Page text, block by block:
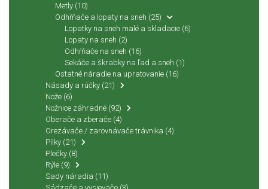
Metly (10)
Odhŕňače a lopaty na sneh (25)
Lopatky na sneh malé a skladacie (6)
Lopaty na sneh (2)
Odhŕňače na sneh (16)
Sekáče a škrabky na ľad a sneh (1)
Ostatné náradie na upratovanie (16)
Násady a rúčky (21)
Nože (6)
Nožnice záhradné (92)
Oberače a zberače (4)
Orezávače / zarovnávače trávnika (4)
Pílky (21)
Plečky (8)
Rýle (9)
Sady náradia (11)